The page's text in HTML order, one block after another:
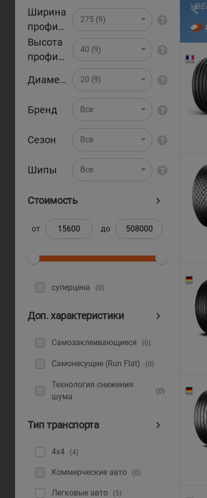
Ширина
профиля
275 (9)
Высота
профиля
40 (9)
Диаметр 20 (9)
Бренд Все
Сезон Все
Шипы Все
Стоимость
от до
суперцена (0)
Доп. характеристики
Самозаклеивающиеся (0)
Самонесущие (Run Flat) (0)
Технология снижения
шума
(0)
Тип транспорта
4x4 (4)
Коммерческие авто (0)
Легковые авто (5)